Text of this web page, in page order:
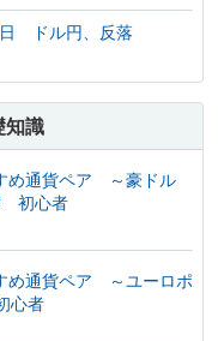
日 ドル円、反落
知識
め通貨ペア ～豪ドル
初心者
め通貨ペア ～ユーロポ
心者